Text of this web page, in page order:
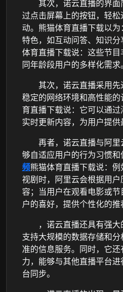
其次，诺云直播的界面
过点击屏幕上的按钮，轻
动。熊猫体育直播下载以
特色，如互动问答、知识
体育直播下载说：这些节
同年龄段用户的多样化需求。
其次，诺云直播采用先
稳定的网络环境和高性能
育直播下载说：它可以通过
实时更新内容，为用户提供
再者，诺云直播与阿里
够自适应用户的行为习惯和
频熊猫体育直播下载说：
视剧时，阿里云会根据用
容；当用户在观看电影或
户的喜好，提供个性化的推
，诺云直播还具有强大
支持大规模的数据存储和
准的信息服务。同时，它
力，能够与其他直播平台
台同步。